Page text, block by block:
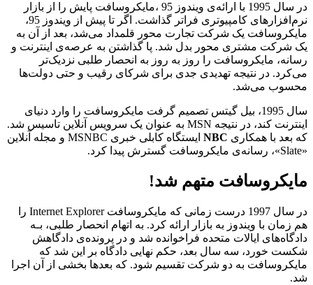
در سال 1995 با ارائه‌ی ویندوز 95 ،مایکروسافت پایش را از بازار
نرم‌افزارهای کامپیوتری فراتر گذاشت. اگر تا پیش از ویندوز 95،
مایکروسافت یک شرکت تجارت محور قلمداد می‌شد، بعد از آن به
یک شرکت مشتری محور بدل شد. پا گذاشتن به عرصه‌ی اینترنت و
رسانه، مایکروسافت را روز به روز به انحصار طلبی نزدیک‌تر
می‌کرد. در نتیجه تهدیدی جدی برای شرکای رقیب و حتی دولت‌ها
محسوب می‌شد.
سال 1995، بیل گیتس تصمیم گرفت مایکروسافت را وارد دنیای
اینترنت کند، در نتیجه MSN به عنوان یک سرویس آنلاین تاسیس شد.
که بعد با همکاری NBC
ایستگاه کابلی خبری MSNBC و مجله آنلاین
«Slate»، رسانه‌ی مایکروسافت گسترش پیدا کرد.
مایکروسافت متهم شد!
در سال 1997 درست زمانی که مایکروسافت Internet Explorer را
هم زمان با ویندوز به بازار ارائه کرد. به اتهام انحصار طلبی، بـه
دادگاه‌های ایالات متحده فراخوانده شد و در پرونده‌ی دادگاهش
شکست خورد، سه سال بعد، حکم نهایی دادگاه بر این شد که
مایکروسافت به دو شرکت تقسیم شود. که بعدها بخشی از آن اجرا
شد.